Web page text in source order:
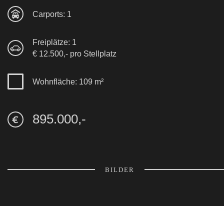
Carports: 1
Freiplätze: 1
€ 12.500,- pro Stellplatz
Wohnfläche: 109 m²
895.000,-
BILDER